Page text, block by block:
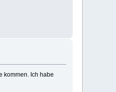
kommen. Ich habe